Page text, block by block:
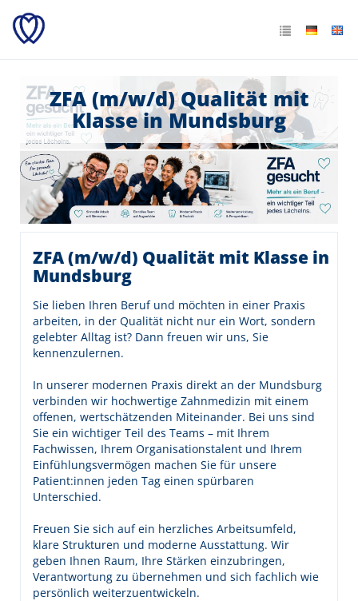
ZFA (m/w/d) Qualität mit
Klasse in Mundsburg
ZFA (m/w/d) Qualität mit Klasse in
Mundsburg
Sie lieben Ihren Beruf und möchten in einer Praxis
arbeiten, in der Qualität nicht nur ein Wort, sondern
gelebter Alltag ist? Dann freuen wir uns, Sie
kennenzulernen.
In unserer modernen Praxis direkt an der Mundsburg
verbinden wir hochwertige Zahnmedizin mit einem
offenen, wertschätzenden Miteinander. Bei uns sind
Sie ein wichtiger Teil des Teams – mit Ihrem
Fachwissen, Ihrem Organisationstalent und Ihrem
Einfühlungsvermögen machen Sie für unsere
Patient:innen jeden Tag einen spürbaren
Unterschied.
Freuen Sie sich auf ein herzliches Arbeitsumfeld,
klare Strukturen und moderne Ausstattung. Wir
geben Ihnen Raum, Ihre Stärken einzubringen,
Verantwortung zu übernehmen und sich fachlich wie
persönlich weiterzuentwickeln.